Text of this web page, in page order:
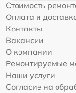
Стоимость
Оплата и
Контакты
Вакансии
О компании
Ремонтируемые
Наши услуги
Согласие на